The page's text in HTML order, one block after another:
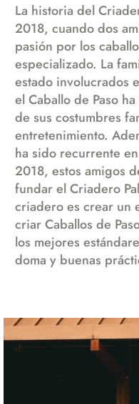
La historia del
2018, cuando dos
pasión por los
especializado. La
estado involucrados
el Caballo de Paso
de sus costumbres
entretenimiento.
ha sido recurrente
2018, estos amigos
fundar el Criadero
criadero es crear un
criar Caballos de
los mejores
doma y buenas